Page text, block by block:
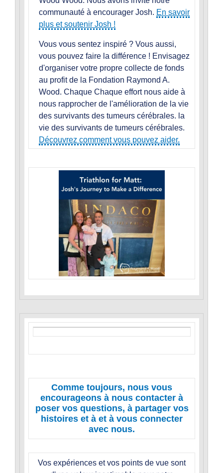
communauté à encourager Josh. En savoir
plus et soutenir Josh !
Vous vous sentez inspiré ? Vous aussi,
vous pouvez faire la différence ! Envisagez
d'organiser votre propre collecte de fonds
au profit de la Fondation Raymond A.
Wood. Chaque Chaque effort nous aide à
nous rapprocher de l'amélioration de la vie
des survivants des tumeurs cérébrales. la
vie des survivants de tumeurs cérébrales.
Découvrez comment vous pouvez aider.
Comme toujours, nous vous
encourageons à nous contacter à
poser vos questions, à partager vos
histoires et à et à vous connecter
avec nous.
Vos expériences et vos points de vue sont